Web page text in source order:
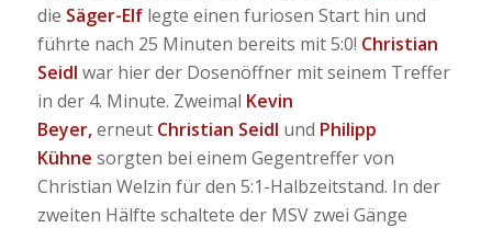
die Säger-Elflegte einen furiosen Start hin und
führte nach 25 Minuten bereits mit 5:0! Christian
Seidl war hier der Dosenöffner mit seinem Treffer
in der 4. Minute. Zweimal Kevin
Beyer,erneut Christian Seidl und Philipp
Kühne sorgten bei einem Gegentreffer von
Christian Welzin für den 5:1-Halbzeitstand. In der
zweiten Hälfte schaltete der MSV zwei Gänge